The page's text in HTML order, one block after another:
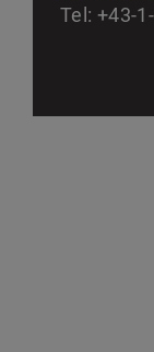
Tel: +43-